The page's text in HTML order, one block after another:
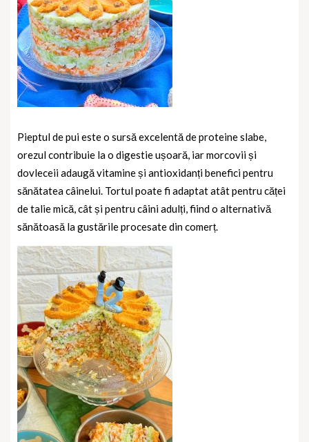
Pieptul de pui este o sursă excelentă de proteine slabe,
orezul contribuie la o digestie ușoară, iar morcovii și
dovleceii adaugă vitamine și antioxidanți benefici pentru
sănătatea câinelui. Tortul poate fi adaptat atât pentru căței
de talie mică, cât și pentru câini adulți, fiind o alternativă
sănătoasă la gustările procesate din comerț.